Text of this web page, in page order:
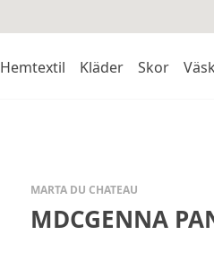
Hemtextil Kläder Skor
MARTA DU CHATEAU
MDCGENNA